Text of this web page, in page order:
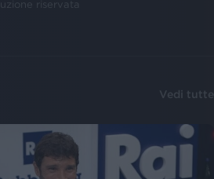
riservata
Vedi tutte